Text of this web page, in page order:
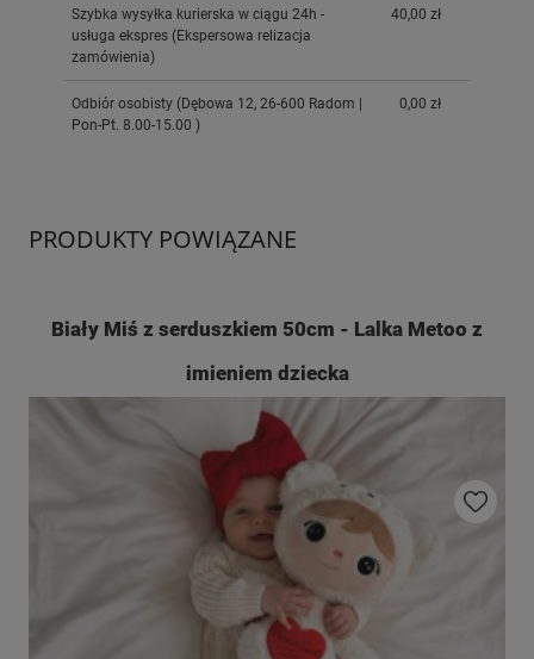
Szybka wysyłka kurierska w ciągu 24h -
usługa ekspres (Ekspersowa relizacja
zamówienia)
40,00 zł
Odbiór osobisty (Dębowa 12, 26-600 Radom |
Pon-Pt. 8.00-15.00 )
0,00 zł
PRODUKTY POWIĄZANE
Biały Miś z serduszkiem 50cm - Lalka Metoo z
imieniem dziecka
Do